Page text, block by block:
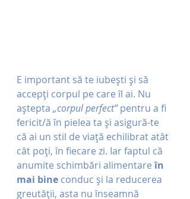
E important să te iubești și să
accepți corpul pe care îl ai. Nu
aștepta „corpul perfect” pentru a fi
fericit/ă în pielea ta și asigură-te
că ai un stil de viață echilibrat atât
cât poți, în fiecare zi. Iar faptul că
anumite schimbări alimentare în
mai bine conduc și la reducerea
greutății, asta nu înseamnă